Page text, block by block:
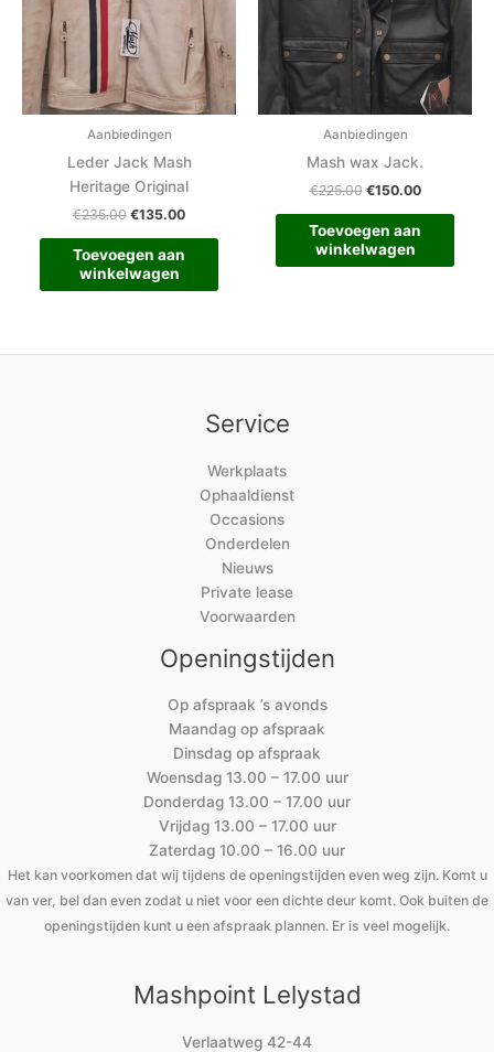
Aanbiedingen
Leder Jack Mash
Heritage Original
€235.00 €135.00
Toevoegen aan
winkelwagen
Aanbiedingen
Mash wax Jack.
€225.00 €150.00
Toevoegen aan
winkelwagen
Service
Werkplaats
Ophaaldienst
Occasions
Onderdelen
Nieuws
Private lease
Voorwaarden
Openingstijden
Op afspraak ’s avonds
Maandag op afspraak
Dinsdag op afspraak
Woensdag 13.00 – 17.00 uur
Donderdag 13.00 – 17.00 uur
Vrijdag 13.00 – 17.00 uur
Zaterdag 10.00 – 16.00 uur
Het kan voorkomen dat wij tijdens de openingstijden even weg zijn. Komt u
van ver, bel dan even zodat u niet voor een dichte deur komt. Ook buiten de
openingstijden kunt u een afspraak plannen. Er is veel mogelijk.
Mashpoint Lelystad
Verlaatweg 42-44